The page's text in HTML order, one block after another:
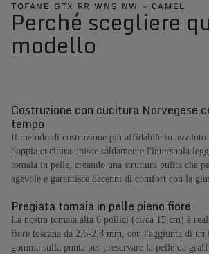
TOFANE GTX RR WNS NW - CAMEL
Perché scegliere
modello
Costruzione con cucitura Norvegese
tempo
Il metodo di costruzione più affidabile in assoluto.
doppia cucitura unisce saldamente l'intersuola
tomaia in pelle, creando una struttura pulita che
agevole e garantisce decenni di comfort con la
Pregiata tomaia in pelle pieno fiore
La nostra tomaia alta 6 pollici (circa 15 cm) è
fiore toscana da 2,6-2,8 mm, con l'aggiunta di
gomma sulla punta per preservare la pelle da